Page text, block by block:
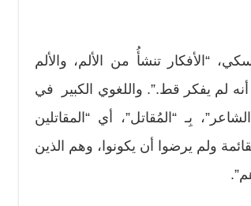
“الأفكار تنشأُ من الألم، والألم
أنه لم يفكر قط.”. واللغوي الكبير في
بِـ “المُقاتل”، أي “المقاتلين
ولم يرضوا أن يكونوا، وهم الذين